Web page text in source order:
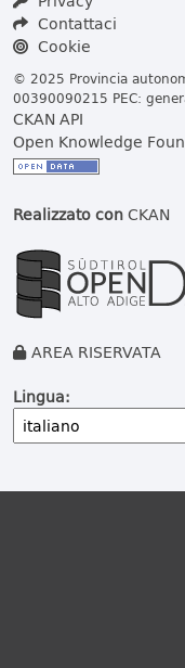
Contattaci
Cookie
© 2025 Provincia
00390090215 PEC:
CKAN API
Open Knowledge
Realizzato conCKAN
AREA RISERVATA
Lingua